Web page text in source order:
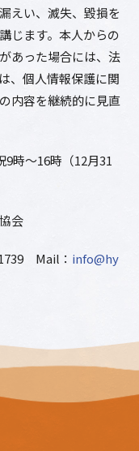
えい、滅失、毀損を
じます。本人からの
あった場合には、法
、個人情報保護に関
内容を継続的に見直
～16時（12月31
会
Mail： info@hy